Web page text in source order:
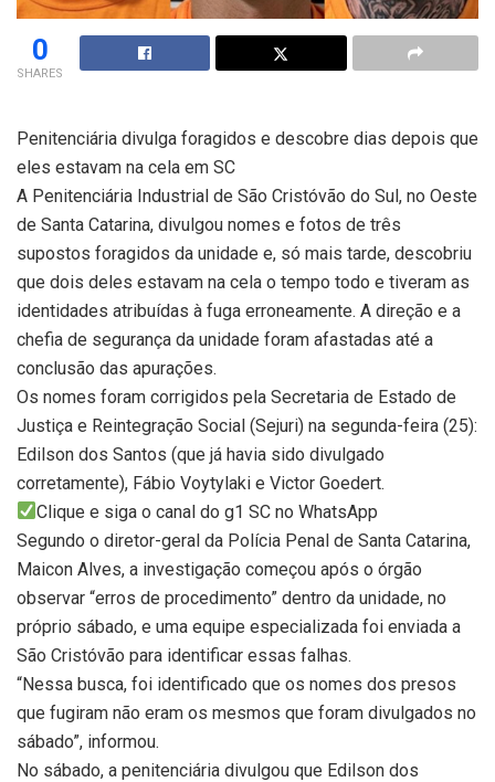
0
SHARES
Penitenciária divulga foragidos e descobre dias depois que
eles estavam na cela em SC
A Penitenciária Industrial de São Cristóvão do Sul, no Oeste
de Santa Catarina, divulgou nomes e fotos de três
supostos foragidos da unidade e, só mais tarde, descobriu
que dois deles estavam na cela o tempo todo e tiveram as
identidades atribuídas à fuga erroneamente. A direção e a
chefia de segurança da unidade foram afastadas até a
conclusão das apurações.
Os nomes foram corrigidos pela Secretaria de Estado de
Justiça e Reintegração Social (Sejuri) na segunda-feira (25):
Edilson dos Santos (que já havia sido divulgado
corretamente), Fábio Voytylaki e Victor Goedert.
Clique e siga o canal do g1 SC no WhatsApp
Segundo o diretor-geral da Polícia Penal de Santa Catarina,
Maicon Alves, a investigação começou após o órgão
observar “erros de procedimento” dentro da unidade, no
próprio sábado, e uma equipe especializada foi enviada a
São Cristóvão para identificar essas falhas.
“Nessa busca, foi identificado que os nomes dos presos
que fugiram não eram os mesmos que foram divulgados no
sábado”, informou.
No sábado, a penitenciária divulgou que Edilson dos